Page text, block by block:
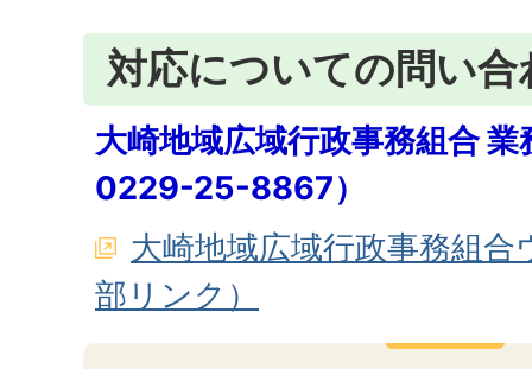
対応についての問い合
大崎地域広域行政事務組合
0229-25-8867）
大崎地域広域行政事務組
部リンク）